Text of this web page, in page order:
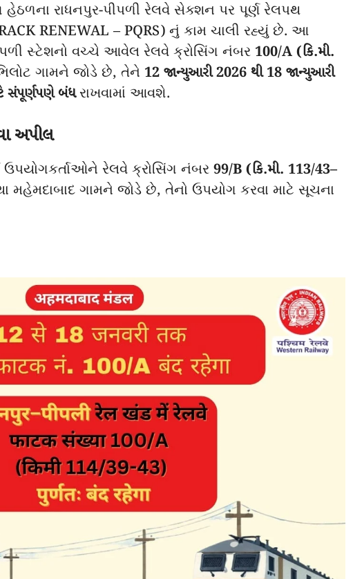
હેઠળના રાધનપુર-પીપળી રેલવે સેક્શન પર પૂર્ણ રેલપથ
RENEWAL – PQRS) નું કામ ચાલી રહ્યું છે. આ
સ્ટેશનો વચ્ચે આવેલ રેલવે ક્રોસિંગ નંબર 100/A (કિ.મી.
ગામને જોડે છે, તેને 12 જાન્યુઆરી 2026 થી 18 જાન્યુઆરી
સંપૂર્ણપણે બંધરાખવામાં આવશે.
અપીલ
ઉપયોગકર્તાઓને રેલવે ક્રોસિંગ નંબર 99/B (કિ.મી. 113/43–
મહેમદાબાદ ગામને જોડે છે, તેનો ઉપયોગ કરવા માટે સૂચના